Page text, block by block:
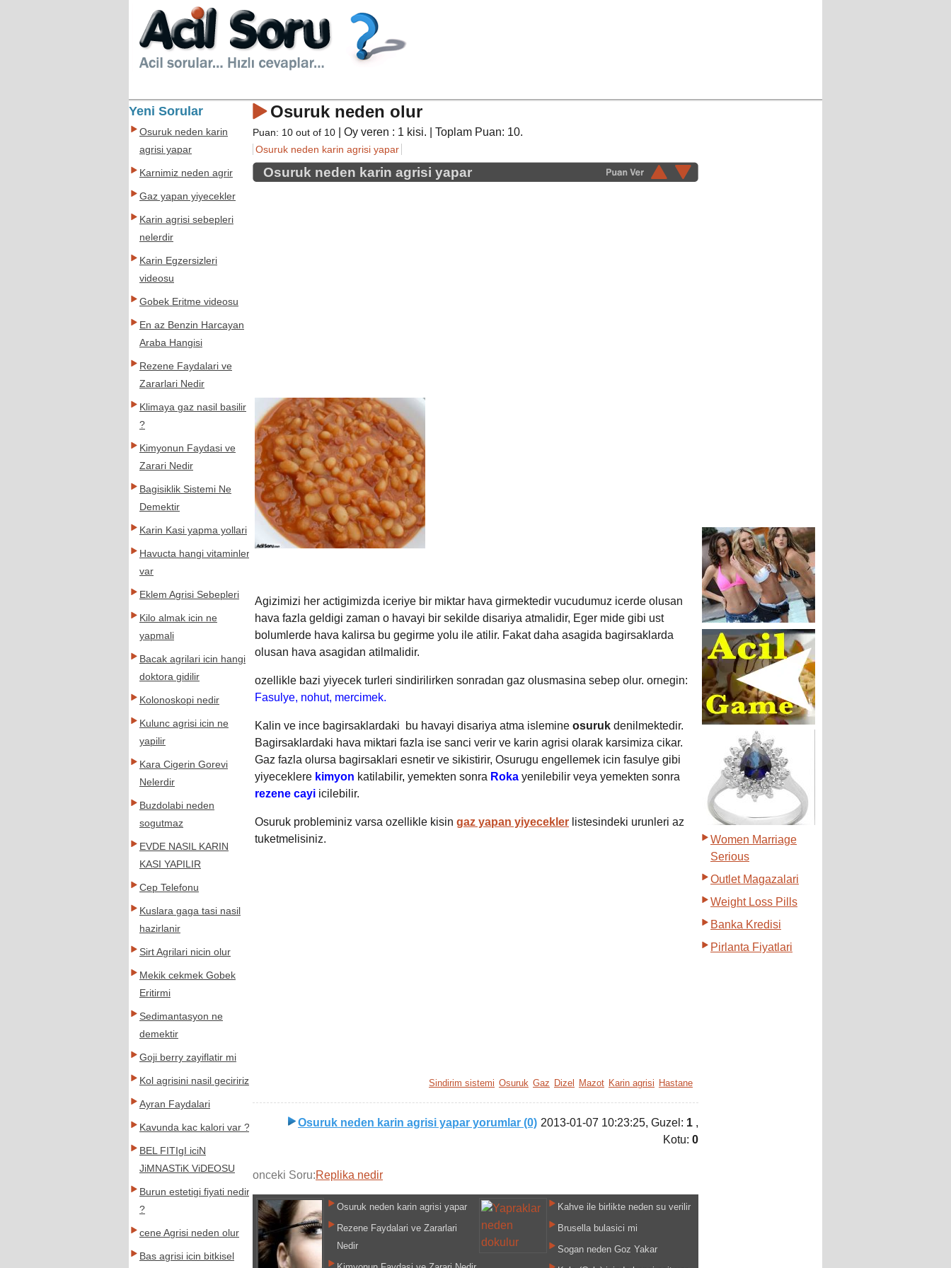
Osuruk neden olur
Puan: 10 out of 10 | Oy veren : 1 kisi. | Toplam Puan: 10.
Osuruk neden karin agrisi yapar
Osuruk neden karin agrisi yapar
Agizimizi her actigimizda iceriye bir miktar hava girmektedir vucudumuz icerde olusan
hava fazla geldigi zaman o havayi bir sekilde disariya atmalidir, Eger mide gibi ust
bolumlerde hava kalirsa bu gegirme yolu ile atilir. Fakat daha asagida bagirsaklarda
olusan hava asagidan atilmalidir.
ozellikle bazi yiyecek turleri sindirilirken sonradan gaz olusmasina sebep olur. ornegin:
Fasulye, nohut, mercimek.
Kalin ve ince bagirsaklardaki bu havayi disariya atma islemine osuruk denilmektedir.
Bagirsaklardaki hava miktari fazla ise sanci verir ve karin agrisi olarak karsimiza cikar.
Gaz fazla olursa bagirsaklari esnetir ve sikistirir, Osurugu engellemek icin fasulye gibi
yiyeceklere kimyon katilabilir, yemekten sonra Roka yenilebilir veya yemekten sonra
rezene cayi icilebilir.
Osuruk probleminiz varsa ozellikle kisin gaz yapan yiyecekler listesindeki urunleri az
tuketmelisiniz.
Sindirim sistemi Osuruk Gaz Dizel Mazot Karin agrisi Hastane
Osuruk neden karin agrisi yapar yorumlar (0) 2013-01-07 10:23:25, Guzel: 1 ,
Kotu: 0
onceki Soru:Replika nedir
Osuruk neden karin agrisi yapar
Rezene Faydalari ve Zararlari
Nedir
Kahve ile birlikte neden su verilir
Brusella bulasici mi
Sogan neden Goz Yakar
Women Marriage
Serious
Outlet Magazalari
Weight Loss Pills
Banka Kredisi
Pirlanta Fiyatlari
Yeni Sorular
Osuruk neden karin
agrisi yapar
Karnimiz neden agrir
Gaz yapan yiyecekler
Karin agrisi sebepleri
nelerdir
Karin Egzersizleri
videosu
Gobek Eritme videosu
En az Benzin Harcayan
Araba Hangisi
Rezene Faydalari ve
Zararlari Nedir
Klimaya gaz nasil basilir
?
Kimyonun Faydasi ve
Zarari Nedir
Bagisiklik Sistemi Ne
Demektir
Karin Kasi yapma yollari
Havucta hangi vitaminler
var
Eklem Agrisi Sebepleri
Kilo almak icin ne
yapmali
Bacak agrilari icin hangi
doktora gidilir
Kolonoskopi nedir
Kulunc agrisi icin ne
yapilir
Kara Cigerin Gorevi
Nelerdir
Buzdolabi neden
sogutmaz
EVDE NASIL KARIN
KASI YAPILIR
Cep Telefonu
Kuslara gaga tasi nasil
hazirlanir
Sirt Agrilari nicin olur
Mekik cekmek Gobek
Eritirmi
Sedimantasyon ne
demektir
Goji berry zayiflatir mi
Kol agrisini nasil geciririz
Ayran Faydalari
Kavunda kac kalori var ?
BEL FITIgI iciN
JiMNASTiK ViDEOSU
Burun estetigi fiyati nedir
?
cene Agrisi neden olur
Bas agrisi icin bitkisel